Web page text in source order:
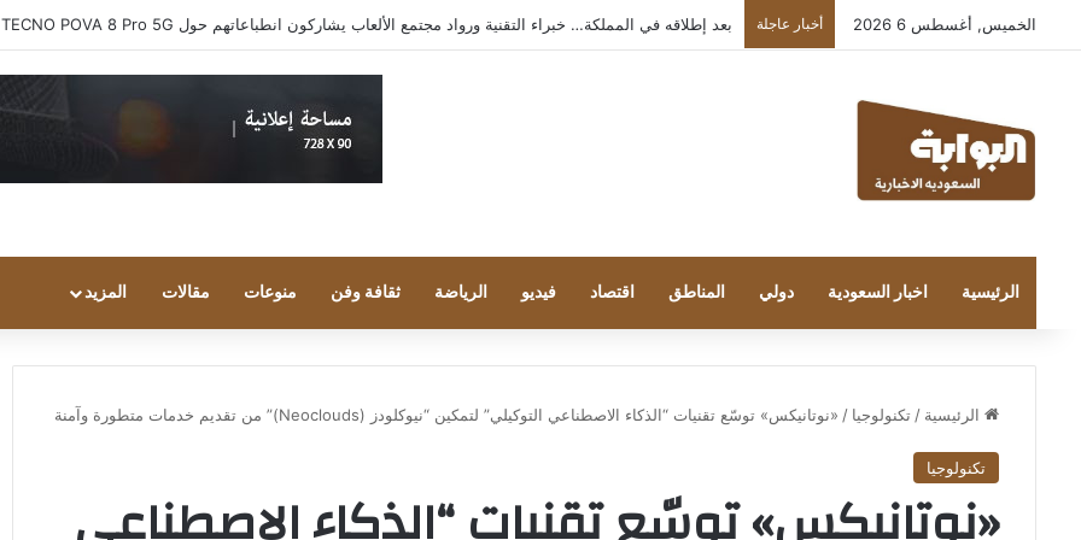
الخميس, أغسطس 6 2026 أخبار عاجلة بعد إطلاقه في المملكة… خبراء التقنية ورواد مجتمع الألعاب يشاركون انطباعاتهم حول TECNO POVA 8 Pro 5G
الرئيسية اخبار السعودية دولي المناطق اقتصاد فيديو الرياضة ثقافة وفن منوعات مقالات المزيد
الرئيسية / تكنولوجيا / «نوتانيكس» توسّع تقنيات “الذكاء الاصطناعي التوكيلي” لتمكين “نيوكلودز (Neoclouds)” من تقديم خدمات متطورة وآمنة
تكنولوجيا